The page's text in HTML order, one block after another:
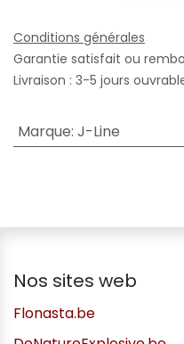
Conditions générales
Garantie satisfait ou
Livraison : 3-5 jours
Marque: J-Line
Nos sites web
Flonasta.be